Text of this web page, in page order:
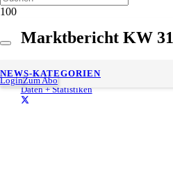
LoginZum Abo
NEWS-KATEGORIEN
Marktbericht KW 31
9. August 2021
Gesch. Lesedauer: < 1
Daten + Statistiken